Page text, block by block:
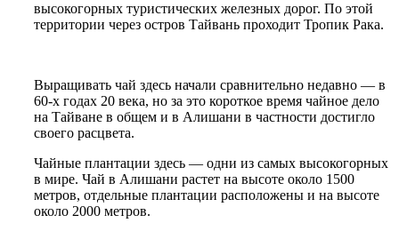
высокогорных туристических железных дорог. По этой
территории через остров Тайвань проходит Тропик Рака.
Выращивать чай здесь начали сравнительно недавно — в
60-х годах 20 века, но за это короткое время чайное дело
на Тайване в общем и в Алишани в частности достигло
своего расцвета.
Чайные плантации здесь — одни из самых высокогорных
в мире. Чай в Алишани растет на высоте около 1500
метров, отдельные плантации расположены и на высоте
около 2000 метров.